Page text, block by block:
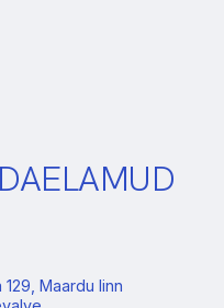
129, Maardu linn